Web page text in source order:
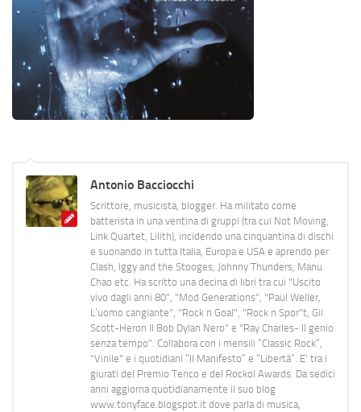
Antonio Bacciocchi
Scrittore, musicista, blogger. Ha militato come
batterista in una ventina di gruppi (tra cui Not Moving,
Link Quartet, Lilith), incidendo una cinquantina di dischi
e suonando in tutta Italia, Europa e USA e aprendo per
Clash, Iggy and the Stooges, Johnny Thunders, Manu
Chao etc. Ha scritto una decina di libri tra cui "Uscito
vivo dagli anni 80", "Mod Generations", "Paul Weller,
L’uomo cangiante", "Rock n Goal", "Rock n Spor"t, Gil
Scott-Heron Il Bob Dylan Nero" e "Ray Charles- Il genio
senza tempo". Collabora con i mensili “Classic Rock”,
"Vinile" e i quotidiani “Il Manifesto” e “Libertà”. E' tra i
giurati del Premio Tenco e del Rockol Awards. Da sedici
anni aggiorna quotidianamente il suo blog
www.tonyface.blogspot.it dove parla di musica,